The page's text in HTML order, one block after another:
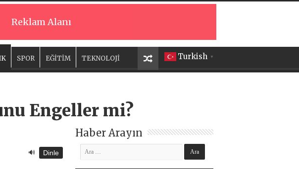
Reklam Alanı
Turkish ▼
SPOR EĞİTİM TEKNOLOJİ
Engeller mi?
🔊 Dinle
Haber Arayın